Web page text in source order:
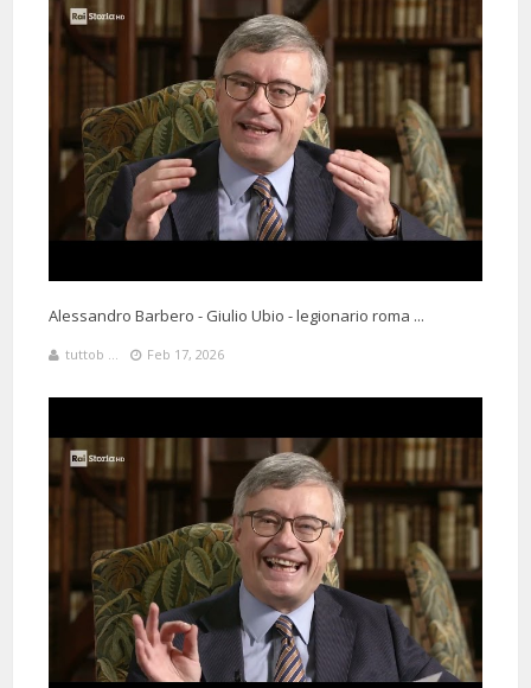
Alessandro Barbero - Giulio Ubio - legionario roma ...
tuttob ... Feb 17, 2026